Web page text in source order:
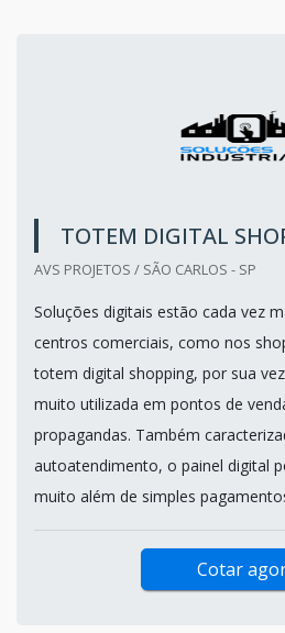
TOTEM DIGITAL
AVS PROJETOS / SÃO CARLOS - SP
Soluções digitais estão cada vez
centros comerciais, como nos
totem digital shopping, por sua
muito utilizada em pontos de
propagandas. Também
autoatendimento, o painel digital
muito além de simples
Cotar